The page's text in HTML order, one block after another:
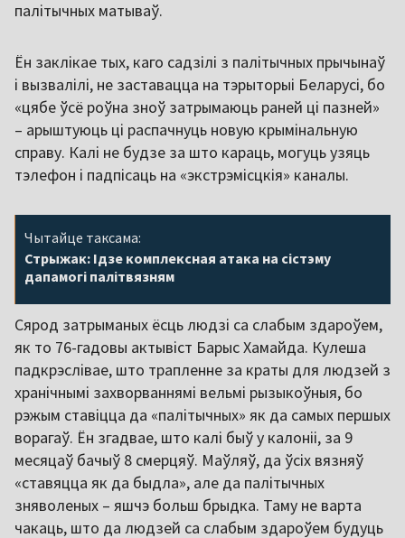
палітычных матываў.
Ён заклікае тых, каго садзілі з палітычных прычынаў
і вызвалілі, не заставацца на тэрыторыі Беларусі, бо
«цябе ўсё роўна зноў затрымаюць раней ці пазней»
– арыштуюць ці распачнуць новую крымінальную
справу. Калі не будзе за што караць, могуць узяць
тэлефон і падпісаць на «экстрэмісцкія» каналы.
Чытайце таксама:
Стрыжак: Ідзе комплексная атака на сістэму
дапамогі палітвязням
Сярод затрыманых ёсць людзі са слабым здароўем,
як то 76-гадовы актывіст Барыс Хамайда. Кулеша
падкрэслівае, што трапленне за краты для людзей з
хранічнымі захворваннямі вельмі рызыкоўныя, бо
рэжым ставіцца да «палітычных» як да самых першых
ворагаў. Ён згадвае, што калі быў у калоніі, за 9
месяцаў бачыў 8 смерцяў. Маўляў, да ўсіх вязняў
«ставяцца як да быдла», але да палітычных
зняволеных – яшчэ больш брыдка. Таму не варта
чакаць, што да людзей са слабым здароўем будуць